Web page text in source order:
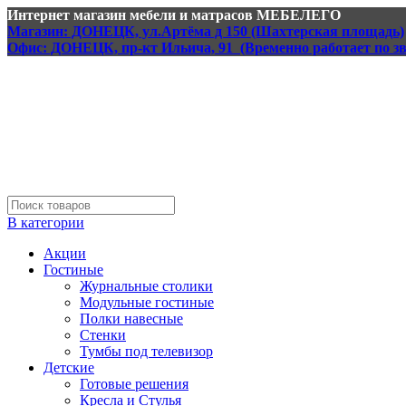
Интернет магазин мебели и матрасов МЕБЕЛЕГО
Магазин: ДОНЕЦК, ул.Артёма д 150 (Шахтерская площадь)
Офис: ДОНЕЦК, пр-кт Ильича, 91 (Временно работает по
В категории
Акции
Гостиные
Журнальные столики
Модульные гостиные
Полки навесные
Стенки
Тумбы под телевизор
Детские
Готовые решения
Кресла и Стулья